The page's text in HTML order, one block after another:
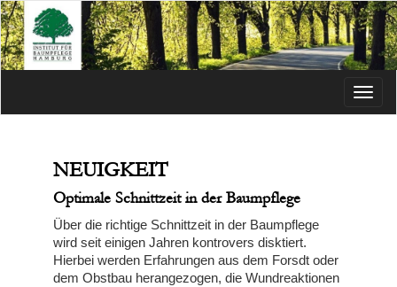
Menü
NEUIGKEIT
Optimale Schnittzeit in der Baumpflege
Über die richtige Schnittzeit in der Baumpflege
wird seit einigen Jahren kontrovers disktiert.
Hierbei werden Erfahrungen aus dem Forsdt oder
dem Obstbau herangezogen, die Wundreaktionen